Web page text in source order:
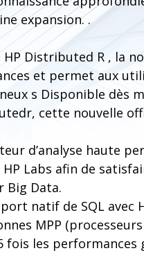
expansion. .
Distributed R , la
et permet aux
s Disponible dès
cette nouvelle
d’analyse haute
Labs afin de
Big Data.
natif de SQL avec
MPP
fois les performances